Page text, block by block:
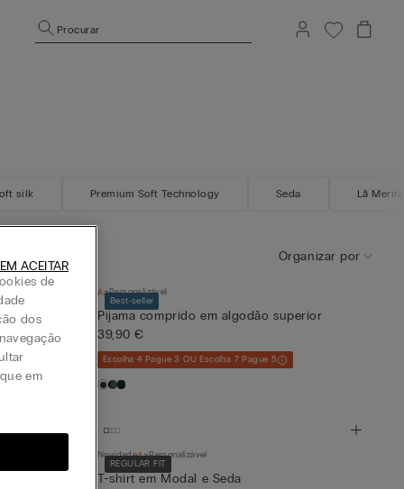
Procurar
silk Premium Soft Technology Seda Lã
Organizar por
Best-seller
Personalizável
Pijama comprido em algodão superior
39,90 €
Escolha 4 Pague 3 OU Escolha 7 Pague 5
REGULAR FIT
Novidade Personalizável
T-shirt em Modal e Seda
de
dos
em
ACEITAR